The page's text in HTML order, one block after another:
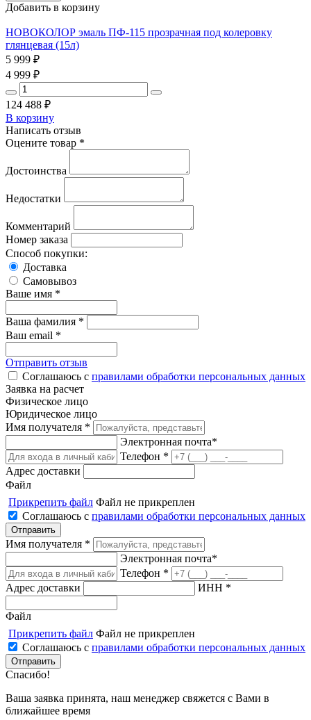
Добавить в корзину
НОВОКОЛОР эмаль ПФ-115 прозрачная под колеровку
глянцевая (15л)
5 999 ₽
4 999 ₽
124 488 ₽
В корзину
Написать отзыв
Оцените товар *
Достоинства
Недостатки
Комментарий
Номер заказа
Способ покупки:
Доставка
Самовывоз
Ваше имя *
Ваша фамилия *
Ваш email *
Отправить отзыв
Соглашаюсь с правилами обработки персональных данных
Заявка на расчет
Физическое лицо
Юридическое лицо
Имя получателя *
Электронная почта*
Телефон *
Адрес доставки
Файл
Прикрепить файл Файл не прикреплен
Соглашаюсь с правилами обработки персональных данных
Имя получателя *
Электронная почта*
Телефон *
Адрес доставки
ИНН *
Файл
Прикрепить файл Файл не прикреплен
Соглашаюсь с правилами обработки персональных данных
Спасибо!
Ваша заявка принята, наш менеджер свяжется с Вами в
ближайшее время